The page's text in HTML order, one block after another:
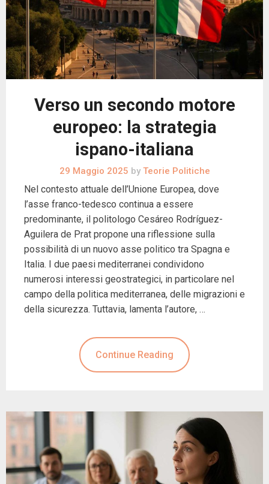
Verso un secondo motore
europeo: la strategia
ispano-italiana
29 Maggio 2025 byTeorie Politiche
Nel contesto attuale dell’Unione Europea, dove
l’asse franco-tedesco continua a essere
predominante, il politologo Cesáreo Rodríguez-
Aguilera de Prat propone una riflessione sulla
possibilità di un nuovo asse politico tra Spagna e
Italia. I due paesi mediterranei condividono
numerosi interessi geostrategici, in particolare nel
campo della politica mediterranea, delle migrazioni e
della sicurezza. Tuttavia, lamenta l’autore, …
Continue Reading